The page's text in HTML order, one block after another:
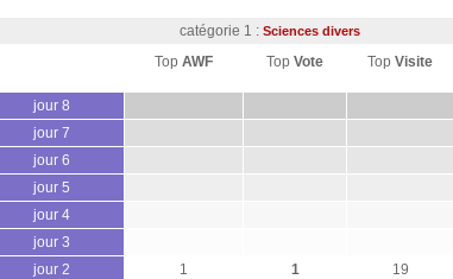
catégorie 1 : Sciences divers
Top AWF Top Vote Top Visite
jour 8
jour 7
jour 6
jour 5
jour 4
jour 3
jour 2
1 1 19